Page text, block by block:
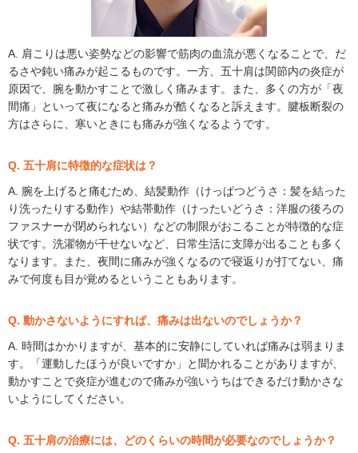
A. 肩こりは悪い姿勢などの影響で筋肉の血流が悪くなることで、だ
るさや鈍い痛みが起こるものです。一方、五十肩は関節内の炎症が
原因で、腕を動かすことで激しく痛みます。また、多くの方が「夜
間痛」といって夜になると痛みが酷くなると訴えます。腱板断裂の
方はさらに、寒いときにも痛みが強くなるようです。
Q. 五十肩に特徴的な症状は？
A. 腕を上げると痛むため、結髪動作（けっぱつどうさ：髪を結った
り洗ったりする動作）や結帯動作（けったいどうさ：洋服の後ろの
ファスナーが閉められない）などの制限がおこることが特徴的な症
状です。洗濯物が干せないなど、日常生活に支障が出ることも多く
なります。また、夜間に痛みが強くなるので寝返りが打てない、痛
みで何度も目が覚めるということもあります。
Q. 動かさないようにすれば、痛みは出ないのでしょうか？
A. 時間はかかりますが、基本的に安静にしていれば痛みは弱まりま
す。「運動したほうが良いですか」と聞かれることがありますが、
動かすことで炎症が進むので痛みが強いうちはできるだけ動かさな
いようにしてください。
Q. 五十肩の治療には、どのくらいの時間が必要なのでしょうか？